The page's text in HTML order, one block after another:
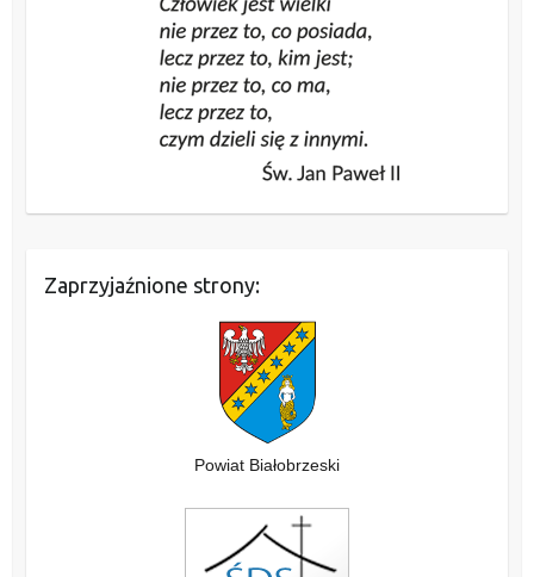
Zaprzyjaźnione strony:
Powiat Białobrzeski